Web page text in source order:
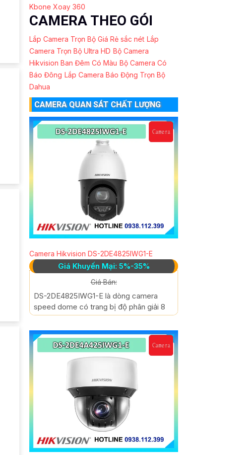
Kbone Xoay 360
CAMERA THEO GÓI
Lắp Camera Trọn Bộ Giá Rẻ sắc nét Lắp
Camera Trọn Bộ Ultra HD Bộ Camera
Hikvision Ban Đêm Có Màu Bộ Camera Có
Báo Đông Lắp Camera Báo Động Trọn Bộ
Dahua
CAMERA QUAN SÁT CHẤT LƯỢNG
Camera Hikvision DS-2DE4825IWG1-E
Giá Khuyến Mại: 5%-35%
Giá Bán:
DS-2DE4825IWG1-E là dòng camera
speed dome có trang bị độ phân giải 8